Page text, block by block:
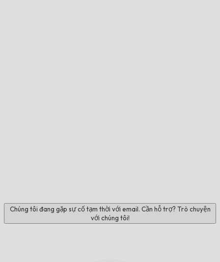
Chúng tôi đang gặp sự cố tạm thời với email. Cần hỗ trợ? Trò chuyện
với chúng tôi!